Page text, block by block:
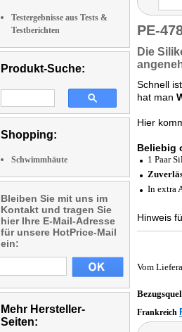
Testergebnisse aus Tests &
Testberichten
Produkt-Suche:
Shopping:
Schwimmhäute
Bleiben Sie mit uns im
Kontakt und tragen Sie
hier Ihre E-Mail-Adresse
für unsere HotPrice-Mail
ein:
Mehr Hersteller-
Seiten:
PE-
Die
Schnell
hat man
Hier
Beliebig
1 Paar
In extra
Hinweis
Vom
Frankreich